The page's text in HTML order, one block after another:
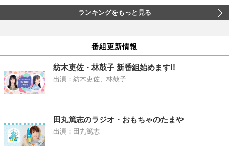
ランキングをもっと見る
番組更新情報
紡木吏佐・林鼓子 新番組始めます!!
出演：紡木吏佐、林鼓子
田丸篤志のラジオ・おもちゃのたまや
出演：田丸篤志